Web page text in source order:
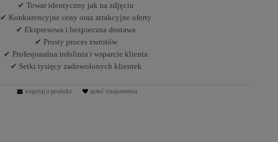
✔ Towar identyczny jak na zdjęciu
✔ Konkurencyjne ceny oraz atrakcyjne oferty
✔ Ekspresowa i bezpieczna dostawa
✔ Prosty proces zwrotów
✔ Profesjonalna infolinia i wsparcie klienta
✔ Setki tysięcy zadowolonych klientek
zapytaj o produkt poleć znajomemu